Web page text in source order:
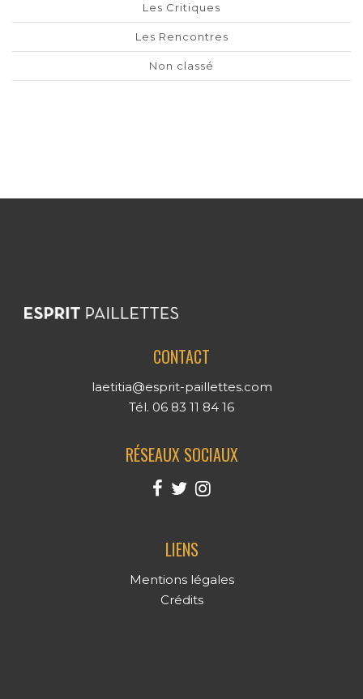
Les Critiques
Les Rencontres
Non classé
CONTACT
laetitia@esprit-paillettes.com
Tél. 06 83 11 84 16
RÉSEAUX SOCIAUX
LIENS
Mentions légales
Crédits